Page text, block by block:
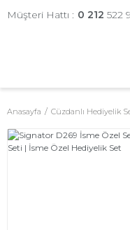
Müşteri Hattı : 0 212 522
Anasayfa Cüzdanlı Hediyelik